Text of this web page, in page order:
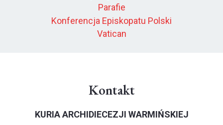
Parafie
Konferencja Episkopatu Polski
Vatican
Kontakt
KURIA ARCHIDIECEZJI WARMIŃSKIEJ